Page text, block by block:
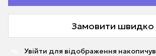
Замовити швидко
Увійти для відображення